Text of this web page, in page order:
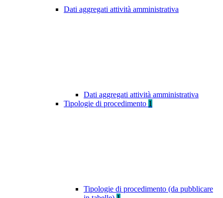
Dati aggregati attività amministrativa
Dati aggregati attività amministrativa
Tipologie di procedimento 1
Tipologie di procedimento (da pubblicare